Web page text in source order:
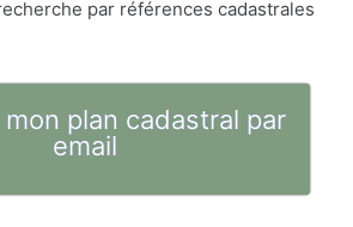
par références cadastrales
plan cadastral par
email